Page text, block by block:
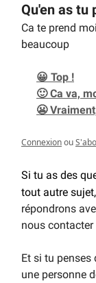
Qu'en as tu
Ca te prend
beaucoup
😀 Top !
🙂 Ca va,
😬
Connexionou
Si tu as des
tout autre
répondrons
nous
Et si tu penses
une personne